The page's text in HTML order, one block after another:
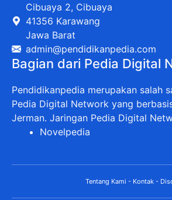
Cibuaya 2, Cibuaya
41356 Karawang
Jawa Barat
admin@pendidikanpedia.com
Bagian dari Pedia Digital
Pendidikanpedia merupakan salah
Pedia Digital Network yang
Jerman. Jaringan Pedia Digital
Novelpedia
Tentang Kami - Kontak -